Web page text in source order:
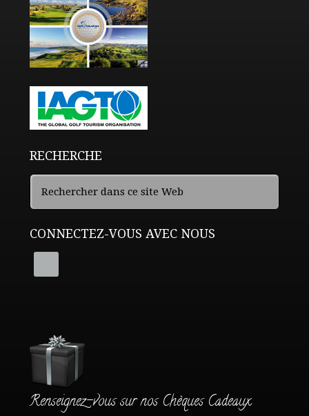
RECHERCHE
CONNECTEZ-VOUS AVEC NOUS
Renseignez-vous sur nos Chèques Cadeaux